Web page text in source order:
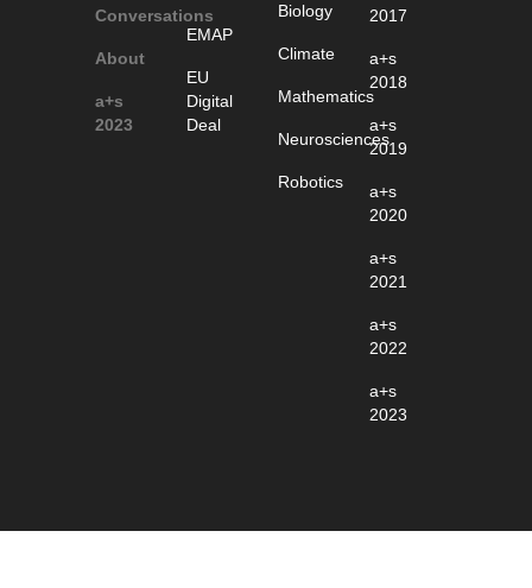
Conversations
About
a+s
2023
EMAP
EU
Digital
Deal
Biology
Climate
Mathematics
Neurosciences
Robotics
2017
a+s
2018
a+s
2019
a+s
2020
a+s
2021
a+s
2022
a+s
2023